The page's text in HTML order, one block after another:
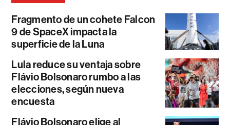
Fragmento de un cohete Falcon
9 de SpaceX impacta la
superficie de la Luna
Lula reduce su ventaja sobre
Flávio Bolsonaro rumbo a las
elecciones, según nueva
encuesta
Flávio Bolsonaro elige al